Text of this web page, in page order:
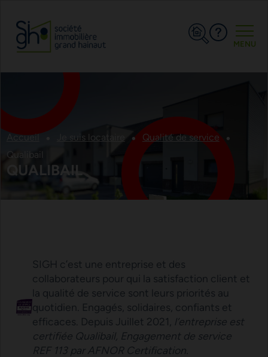
MENU
Accueil Je suis locataire
Qualité de service
Qualibail
QUALIBAIL
SIGH c’est une entreprise et des
collaborateurs pour qui la satisfaction client et
la qualité de service sont leurs priorités au
quotidien. Engagés, solidaires, confiants et
efficaces. Depuis Juillet 2021, l’entreprise est
certifiée Qualibail, Engagement de service
REF 113 par AFNOR Certification.